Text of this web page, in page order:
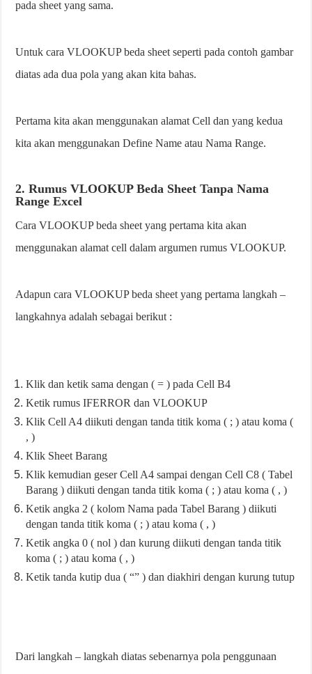
pada sheet yang sama.
Untuk cara VLOOKUP beda sheet seperti pada contoh gambar
diatas ada dua pola yang akan kita bahas.
Pertama kita akan menggunakan alamat Cell dan yang kedua
kita akan menggunakan Define Name atau Nama Range.
2. Rumus VLOOKUP Beda Sheet Tanpa Nama
Range Excel
Cara VLOOKUP beda sheet yang pertama kita akan
menggunakan alamat cell dalam argumen rumus VLOOKUP.
Adapun cara VLOOKUP beda sheet yang pertama langkah –
langkahnya adalah sebagai berikut :
Klik dan ketik sama dengan ( = ) pada Cell B4
Ketik rumus IFERROR dan VLOOKUP
Klik Cell A4 diikuti dengan tanda titik koma ( ; ) atau koma (
, )
Klik Sheet Barang
Klik kemudian geser Cell A4 sampai dengan Cell C8 ( Tabel
Barang )diikuti dengan tanda titik koma ( ; ) atau koma ( , )
Ketik angka 2 ( kolom Nama pada Tabel Barang )diikuti
dengan tanda titik koma ( ; ) atau koma ( , )
Ketik angka 0 ( nol )dan kurung diikuti dengan tanda titik
koma ( ; ) atau koma ( , )
Ketik tanda kutip dua ( “” ) dan diakhiri dengan kurung tutup
Dari langkah – langkah diatas sebenarnya pola penggunaan